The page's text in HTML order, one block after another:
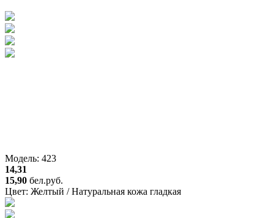
Модель: 423
14,31
15,90 бел.руб.
Цвет: Желтый / Натуральная кожа гладкая